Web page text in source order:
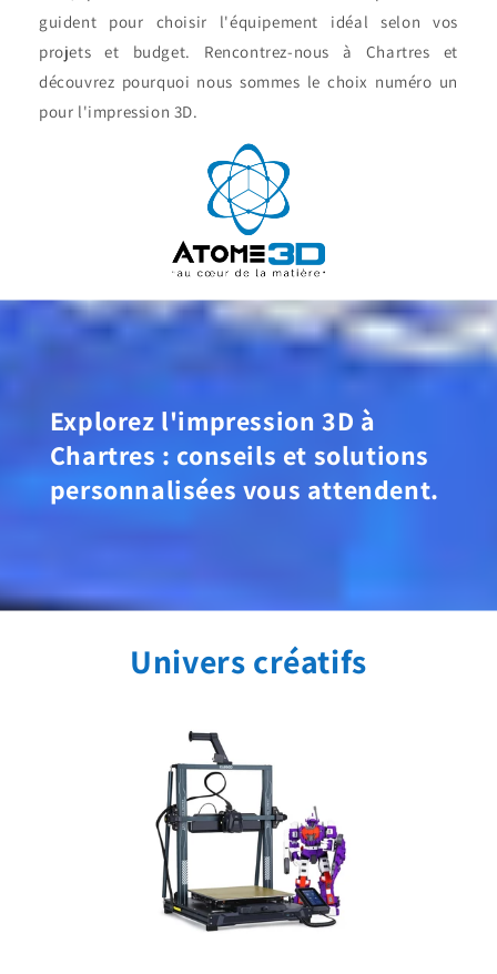
guident pour choisir l'équipement idéal selon vos
projets et budget. Rencontrez-nous à Chartres et
découvrez pourquoi nous sommes le choix numéro un
pour l'impression 3D.
Explorez l'impression 3D à
Chartres : conseils et solutions
personnalisées vous attendent.
Univers créatifs